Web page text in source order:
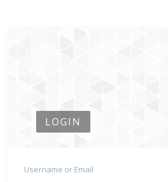
LOGIN
Username or Email